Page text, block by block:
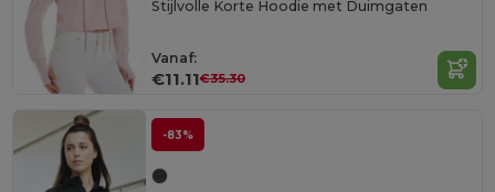
Stijlvolle Korte Hoodie met Duimgaten
Vanaf:
€11.11€35.30
-83%